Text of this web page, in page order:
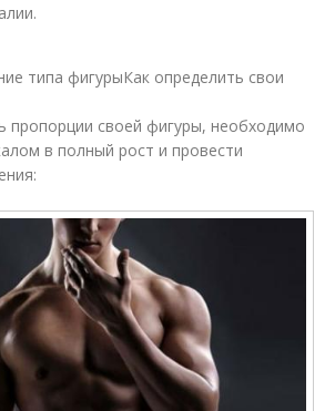
типа фигурыКак определить свои
пропорции своей фигуры, необходимо
в полный рост и провести